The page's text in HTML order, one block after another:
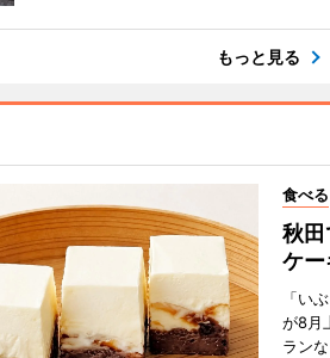
もっと見る
食べる
秋
ケ
「い
が8月
ラン